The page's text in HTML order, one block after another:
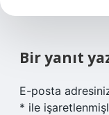
Bir yanıt
E-posta
* ile